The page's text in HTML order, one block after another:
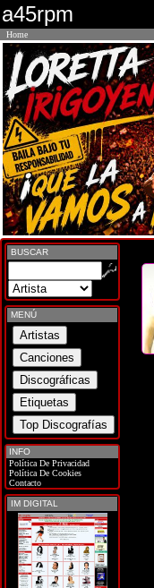
a45rpm
Home
BUSCAR
MENÚ
INFO
Política De Privacidad
Política De Cookies
Contacto
IM DIGITAL